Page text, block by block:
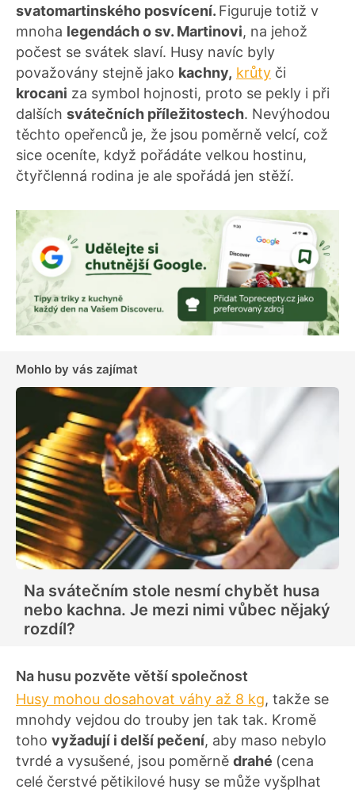
svatomartinského posvícení. Figuruje totiž v
mnoha legendách o sv. Martinovi, na jehož
počest se svátek slaví. Husy navíc byly
považovány stejně jako kachny, krůty či
krocani za symbol hojnosti, proto se pekly i při
dalších svátečních příležitostech. Nevýhodou
těchto opeřenců je, že jsou poměrně velcí, což
sice oceníte, když pořádáte velkou hostinu,
čtyřčlenná rodina je ale spořádá jen stěží.
Mohlo by vás zajímat
Na svátečním stole nesmí chybět husa
nebo kachna. Je mezi nimi vůbec nějaký
rozdíl?
Na husu pozvěte větší společnost
Husy mohou dosahovat váhy až 8 kg, takže se
mnohdy vejdou do trouby jen tak tak. Kromě
toho vyžadují i delší pečení, aby maso nebylo
tvrdé a vysušené, jsou poměrně drahé (cena
celé čerstvé pětikilové husy se může vyšplhat